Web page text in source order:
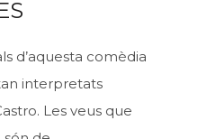
d’aquesta comèdia
interpretats
Les veus que